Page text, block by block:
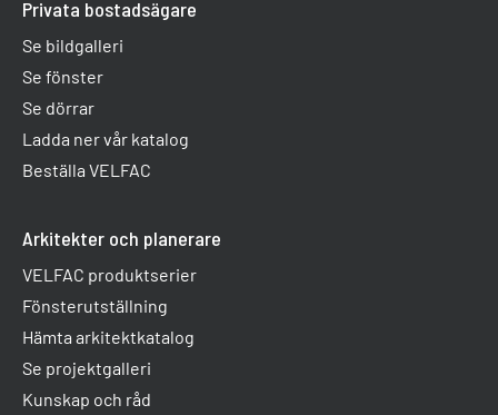
Privata bostadsägare
Se bildgalleri
Se fönster
Se dörrar
Ladda ner vår katalog
Beställa VELFAC
Arkitekter och planerare
VELFAC produktserier
Fönsterutställning
Hämta arkitektkatalog
Se projektgalleri
Kunskap och råd